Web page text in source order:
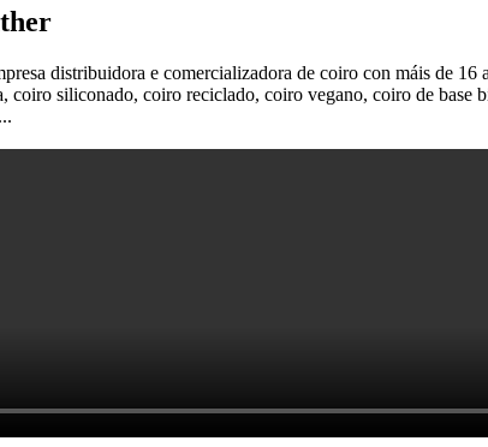
distribuidora e comercializadora de coiro con máis de
siliconado, coiro reciclado, coiro vegano, coiro de base